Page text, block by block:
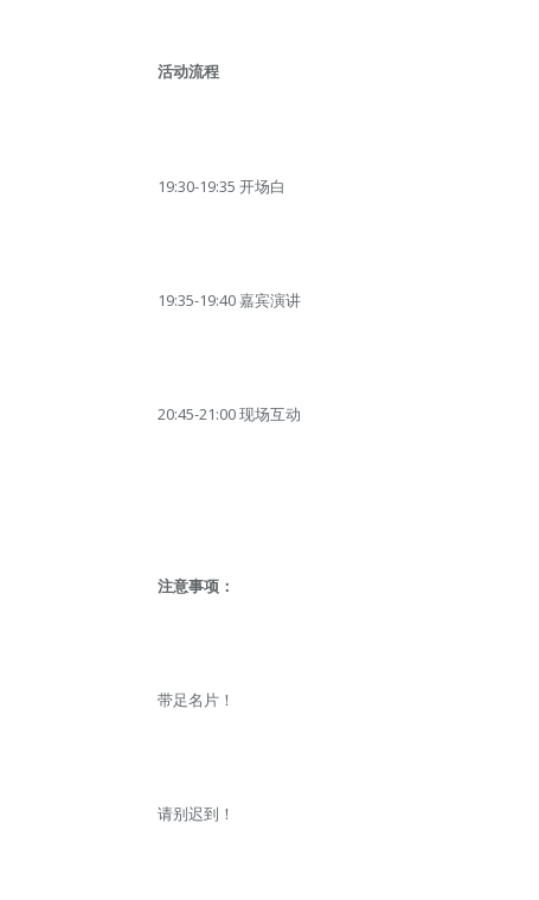
活动流程
19:30-19:35 开场白
19:35-19:40 嘉宾演讲
20:45-21:00 现场互动
注意事项：
带足名片！
请别迟到！